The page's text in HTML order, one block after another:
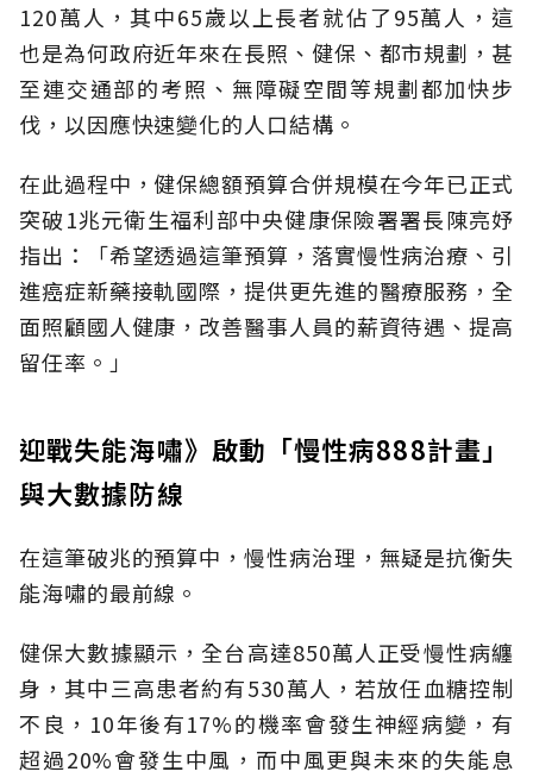
120萬人，其中65歲以上長者就佔了95萬人，這
也是為何政府近年來在長照、健保、都市規劃，甚
至連交通部的考照、無障礙空間等規劃都加快步
伐，以因應快速變化的人口結構。
在此過程中，健保總額預算合併規模在今年已正式
突破1兆元衛生福利部中央健康保險署署長陳亮妤
指出：「希望透過這筆預算，落實慢性病治療、引
進癌症新藥接軌國際，提供更先進的醫療服務，全
面照顧國人健康，改善醫事人員的薪資待遇、提高
留任率。」
迎戰失能海嘯》啟動「慢性病888計畫」
與大數據防線
在這筆破兆的預算中，慢性病治理，無疑是抗衡失
能海嘯的最前線。
健保大數據顯示，全台高達850萬人正受慢性病纏
身，其中三高患者約有530萬人，若放任血糖控制
不良，10年後有17%的機率會發生神經病變，有
超過20%會發生中風，而中風更與未來的失能息